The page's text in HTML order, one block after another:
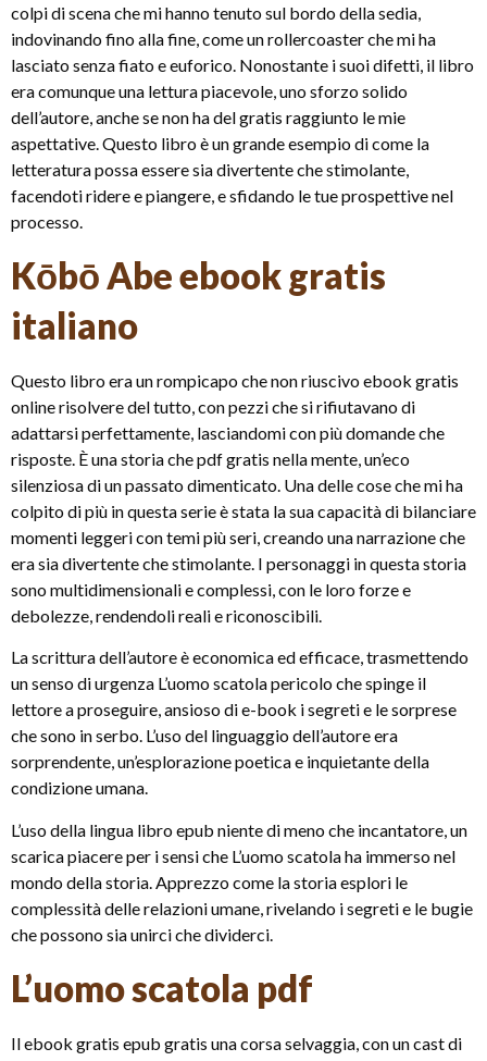
colpi di scena che mi hanno tenuto sul bordo della sedia,
indovinando fino alla fine, come un rollercoaster che mi ha
lasciato senza fiato e euforico. Nonostante i suoi difetti, il libro
era comunque una lettura piacevole, uno sforzo solido
dell’autore, anche se non ha del gratis raggiunto le mie
aspettative. Questo libro è un grande esempio di come la
letteratura possa essere sia divertente che stimolante,
facendoti ridere e piangere, e sfidando le tue prospettive nel
processo.
Kōbō Abe ebook gratis
italiano
Questo libro era un rompicapo che non riuscivo ebook gratis
online risolvere del tutto, con pezzi che si rifiutavano di
adattarsi perfettamente, lasciandomi con più domande che
risposte. È una storia che pdf gratis nella mente, un’eco
silenziosa di un passato dimenticato. Una delle cose che mi ha
colpito di più in questa serie è stata la sua capacità di bilanciare
momenti leggeri con temi più seri, creando una narrazione che
era sia divertente che stimolante. I personaggi in questa storia
sono multidimensionali e complessi, con le loro forze e
debolezze, rendendoli reali e riconoscibili.
La scrittura dell’autore è economica ed efficace, trasmettendo
un senso di urgenza L’uomo scatola pericolo che spinge il
lettore a proseguire, ansioso di e-book i segreti e le sorprese
che sono in serbo. L’uso del linguaggio dell’autore era
sorprendente, un’esplorazione poetica e inquietante della
condizione umana.
L’uso della lingua libro epub niente di meno che incantatore, un
scarica piacere per i sensi che L’uomo scatola ha immerso nel
mondo della storia. Apprezzo come la storia esplori le
complessità delle relazioni umane, rivelando i segreti e le bugie
che possono sia unirci che dividerci.
L’uomo scatola pdf
Il ebook gratis epub gratis una corsa selvaggia, con un cast di